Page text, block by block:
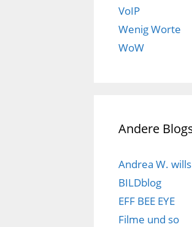
VoIP
Wenig Worte
WoW
Andere
Andrea W.
BILDblog
EFF BEE EYE
Filme und so